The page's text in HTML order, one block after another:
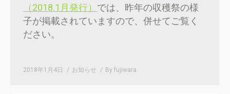
（2018.1月発行） では、昨年の収穫祭の様
子が掲載されていますので、併せてご覧く
ださい。
2018年1月4日 お知らせ By fujiwara